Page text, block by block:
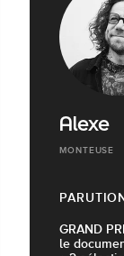
Alexe
MONTEUSE
GRAND
le